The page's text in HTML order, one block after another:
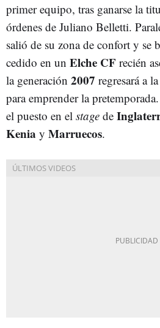
primer equipo, tras ganarse la
órdenes de Juliano Belletti.
salió de su zona de confort y se
cedido en un Elche CF recién
la generación 2007 regresará a
para emprender la
el puesto en el stage de
Kenia y Marruecos.